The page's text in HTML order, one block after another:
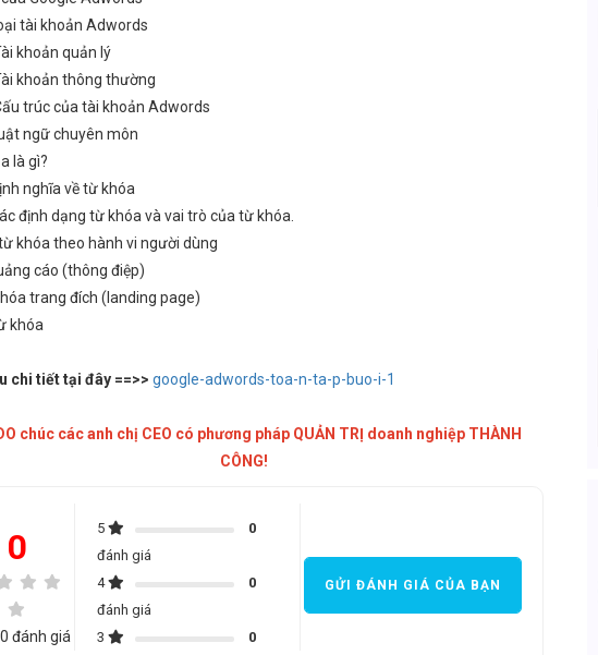
tài khoản Adwords
quản lý
thông thường
của tài khoản Adwords
ngữ chuyên môn
là gì?
về từ khóa
dạng từ khóa và vai trò của từ khóa.
khóa theo hành vi người dùng
cáo (thông điệp)
trang đích (landing page)
khóa
chi tiết tại đây ==>> google-adwords-toa-n-ta-p-buo-i-1
chúc các anh chị CEO có phương pháp QUẢN TRỊ doanh nghiệp THÀNH
CÔNG!
0
đánh giá
5
0
đánh giá
4
0
đánh giá
3
0
GỬI ĐÁNH GIÁ CỦA BẠN